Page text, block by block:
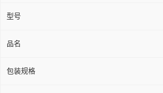
型号
品名
包装规格